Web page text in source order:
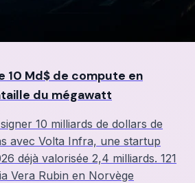
10 Md$ de compute en
du mégawatt
10 milliards de dollars de
avec Volta Infra, une startup
déjà valorisée 2,4 milliards. 121
Vera Rubin en Norvège